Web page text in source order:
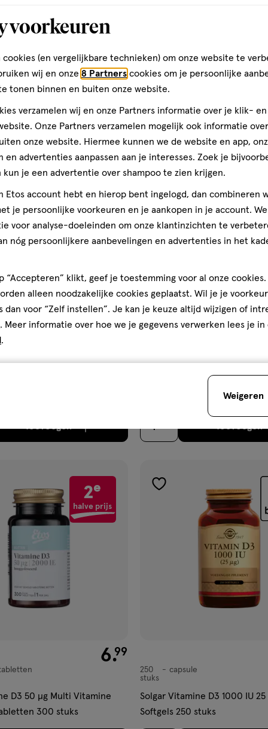
Bruistabletten 30
Toevoegenverhoog aantal met één ,Bijna uitverkocht! Er
1 Toevoegen
1+1
verhoog aantal met één,Limiet bereikt.Je kan
toevoegen
aan
verlanglijst
1
2e
halve prijs
€ 6.99
6.99
µg Multi Vitamine
300 stuks
toevoegen
verlanglijst
capsule
250
stuks
capsule
Solgar Vitamine D3 1000 IU 25
Softgels 250 stuks
Gratisbezorging vanaf €35 Gratisretour binnen 30
voorkeuren
cookies (en vergelijkbare technieken) om onze website te
wij en onze 8 Partners cookies om je persoonlijke
tonen binnen en buiten onze website.
verzamelen wij en onze Partners informatie over je klik-
Onze Partners verzamelen mogelijk ook informatie
onze website. Hiermee kunnen we de website en app,
en advertenties aanpassen aan je interesses. Zoek je
kun je een advertentie over shampoo te zien krijgen.
Etos account hebt en hierop bent ingelogd, dan combineren
je persoonlijke voorkeuren en je aankopen in je account.
voor analyse-doeleinden om onze klantinzichten te
nóg persoonlijkere aanbevelingen en advertenties in het
“Accepteren” klikt, geef je toestemming voor al onze cookies.
alleen noodzakelijke cookies geplaatst. Wil je je
dan voor “Zelf instellen”. Je kan je keuze altijd wijzigen of
. Meer informatie over hoe we je gegevens verwerken lees je in
.
Weigeren